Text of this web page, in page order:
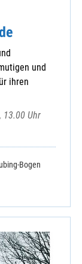
und
ihren
13.00 Uhr
Bogen